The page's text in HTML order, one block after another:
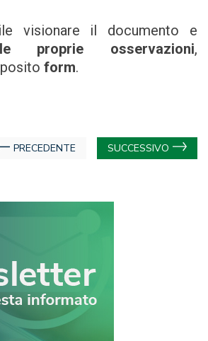
visionare il documento e
proprie osservazioni,
form.
PRECEDENTE SUCCESSIVO